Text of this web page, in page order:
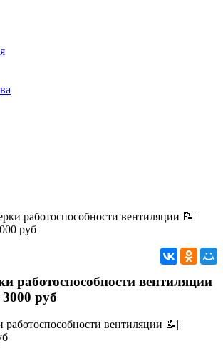
работоспособности вентиляции 📝||
руб
работоспособности вентиляции
руб